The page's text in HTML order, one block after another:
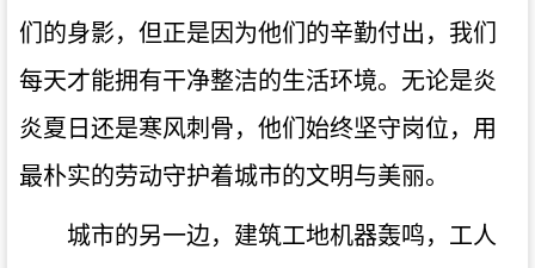
们的身影，但正是因为他们的辛勤付出，我们
每天才能拥有干净整洁的生活环境。无论是炎
炎夏日还是寒风刺骨，他们始终坚守岗位，用
最朴实的劳动守护着城市的文明与美丽。
城市的另一边，建筑工地机器轰鸣，工人